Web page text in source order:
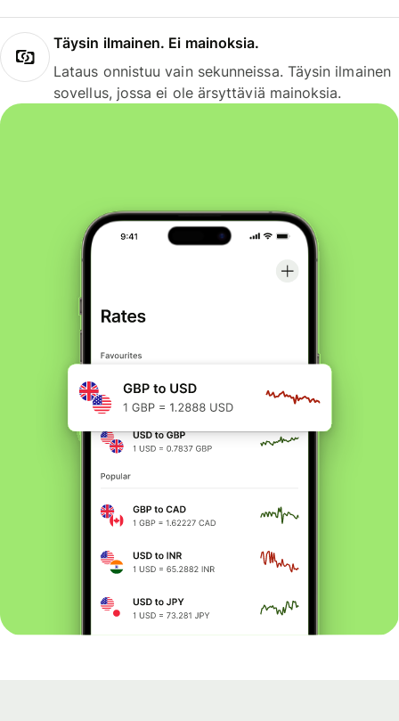
Täysin ilmainen. Ei mainoksia.
Lataus onnistuu vain sekunneissa. Täysin ilmainen
sovellus, jossa ei ole ärsyttäviä mainoksia.